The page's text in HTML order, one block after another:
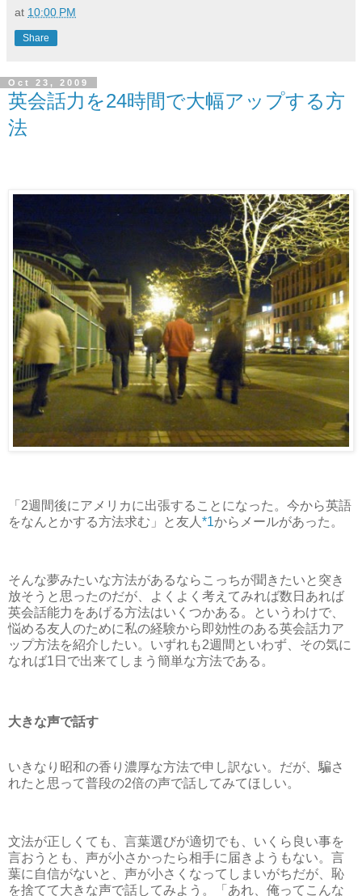
at 10:00 PM
Share
Oct 23, 2009
英会話力を24時間で大幅アップする方
法
「2週間後にアメリカに出張することになった。今から英語
をなんとかする方法求む」と友人 *1からメールがあった。
そんな夢みたいな方法があるならこっちが聞きたいと突き
放そうと思ったのだが、よくよく考えてみれば数日あれば
英会話能力をあげる方法はいくつかある。というわけで、
悩める友人のために私の経験から即効性のある英会話力ア
ップ方法を紹介したい。いずれも2週間といわず、その気に
なれば1日で出来てしまう簡単な方法である。
大きな声で話す
いきなり昭和の香り濃厚な方法で申し訳ない。だが、騙さ
れたと思って普段の2倍の声で話してみてほしい。
文法が正しくても、言葉選びが適切でも、いくら良い事を
言おうとも、声が小さかったら相手に届きようもない。言
葉に自信がないと、声が小さくなってしまいがちだが、恥
を捨てて大きな声で話してみよう。「あれ、俺ってこんな